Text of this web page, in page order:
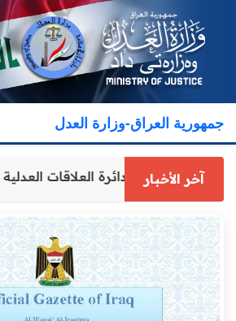
جمهورية العراق-وزارة العدل
آخر الأخبارمدير عام دائرة العلاقات